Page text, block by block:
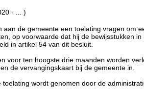
- ... )
aan de gemeente een toelating vragen om
op voorwaarde dat hij de bewijsstukken
in artikel 54 van dit besluit.
voor ten hoogste drie maanden worden
de vervangingskaart bij de gemeente in.
toelating wordt genomen door de